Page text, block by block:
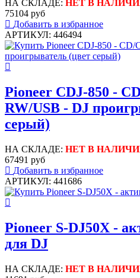
НА СКЛАДЕ: НЕТ В
75104 руб
Добавить в избранное
АРТИКУЛ: 446494
Pioneer CDJ-850 -
RW/USB - DJ
серый)
НА СКЛАДЕ: НЕТ В
67491 руб
Добавить в избранное
АРТИКУЛ: 441686
Pioneer S-DJ50X -
для DJ
НА СКЛАДЕ: НЕТ В